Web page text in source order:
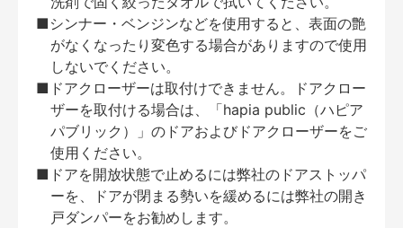
■シンナー・ベンジンなどを使用すると、表面の艶
がなくなったり変色する場合がありますので使用
しないでください。
■ドアクローザーは取付けできません。ドアクロー
ザーを取付ける場合は、「hapia public（ハピア
パブリック）」のドアおよびドアクローザーをご
使用ください。
■ドアを開放状態で止めるには弊社のドアストッパ
ーを、ドアが閉まる勢いを緩めるには弊社の開き
戸ダンパーをお勧めします。